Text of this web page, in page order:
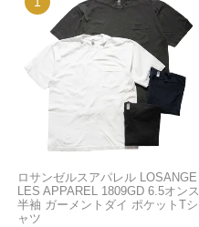
ロサンゼルスアパレル LOSANGE
LES APPAREL 1809GD 6.5オンス
半袖 ガーメントダイ ポケットTシ
ャツ